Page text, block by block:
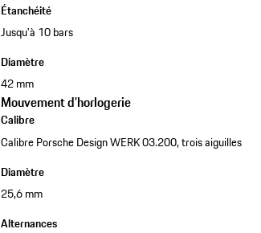
Étanchéité
Jusqu'à 10 bars
Diamètre
42 mm
Mouvement d’horlogerie
Calibre
Calibre Porsche Design WERK 03.200, trois aiguilles
Diamètre
25,6 mm
Alternances